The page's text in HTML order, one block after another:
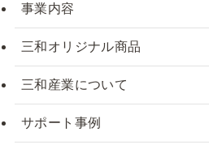
事業内容
三和オリジナル商品
三和産業について
サポート事例